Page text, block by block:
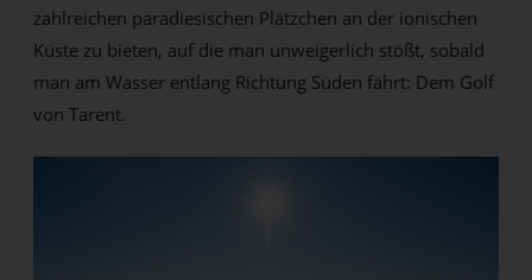
zahlreichen paradiesischen Plätzchen an der ionischen
Küste zu bieten, auf die man unweigerlich stößt, sobald
man am Wasser entlang Richtung Süden fährt: Dem Golf
von Tarent.